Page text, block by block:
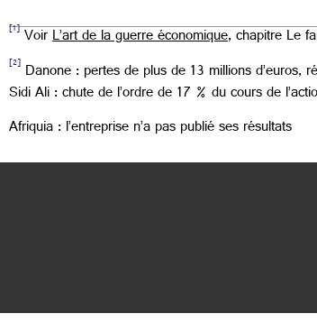
[1] VoirL’art de la guerre économique, chapitre Le
[2] Danone : pertes de plus de 13 millions d’euros,
Sidi Ali : chute de l’ordre de 17 % du cours de
Afriquia : l’entreprise n’a pas publié ses résultats